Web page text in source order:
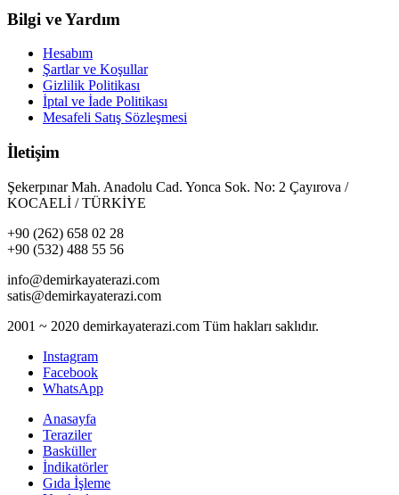
Bilgi ve Yardım
Hesabım
Şartlar ve Koşullar
Gizlilik Politikası
İptal ve İade Politikası
Mesafeli Satış Sözleşmesi
İletişim
Şekerpınar Mah. Anadolu Cad. Yonca Sok. No: 2 Çayırova /
KOCAELİ / TÜRKİYE
+90 (262) 658 02 28
+90 (532) 488 55 56
info@demirkayaterazi.com
satis@demirkayaterazi.com
2001 ~ 2020 demirkayaterazi.com Tüm hakları saklıdır.
Instagram
Facebook
WhatsApp
Anasayfa
Teraziler
Basküller
İndikatörler
Gıda İşleme